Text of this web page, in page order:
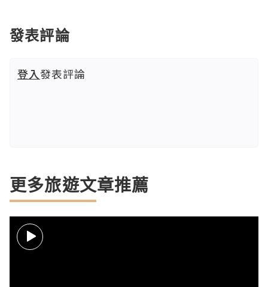
發表評論
登入發表評論
更多旅遊文章推薦